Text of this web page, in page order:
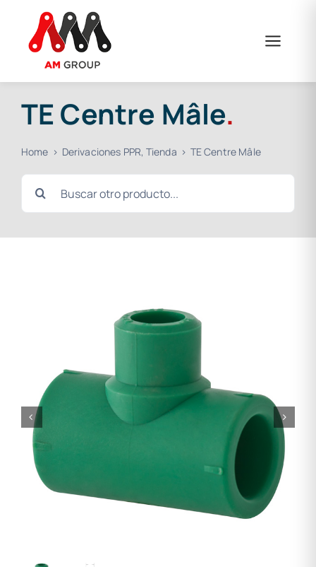
content
TE Centre Mâle.
Home Derivaciones PPR Tienda TE Centre Mâle
Search
for: